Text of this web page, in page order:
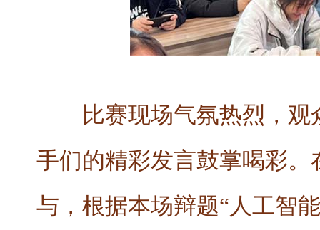
比赛现场气氛热烈，
手们的精彩发言鼓掌喝彩
与，根据本场辩题“人工智